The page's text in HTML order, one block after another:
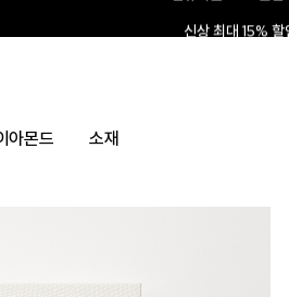
신상 최대 15% 할인
아몬드 소재